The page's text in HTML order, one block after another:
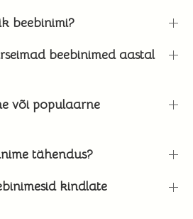
beebinimi?
beebinimed aastal
või populaarne
tähendus?
kindlate